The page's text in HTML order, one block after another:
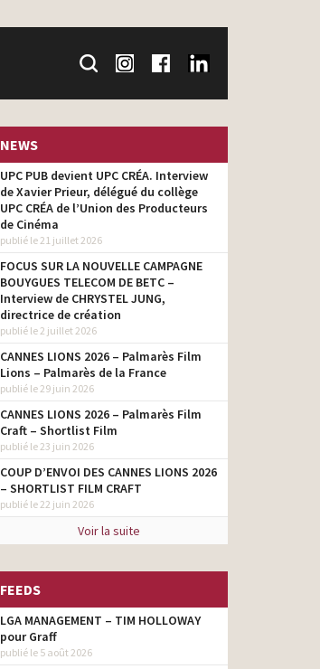
NEWS
UPC PUB devient UPC CRÉA. Interview
de Xavier Prieur, délégué du collège
UPC CRÉA de l’Union des Producteurs
de Cinéma
publié le 21 juillet 2026
FOCUS SUR LA NOUVELLE CAMPAGNE
BOUYGUES TELECOM DE BETC –
Interview de CHRYSTEL JUNG,
directrice de création
publié le 2 juillet 2026
CANNES LIONS 2026 – Palmarès Film
Lions – Palmarès de la France
publié le 29 juin 2026
CANNES LIONS 2026 – Palmarès Film
Craft – Shortlist Film
publié le 23 juin 2026
COUP D’ENVOI DES CANNES LIONS 2026
– SHORTLIST FILM CRAFT
publié le 22 juin 2026
Voir la suite
FEEDS
LGA MANAGEMENT – TIM HOLLOWAY
pour Graff
publié le 5 août 2026